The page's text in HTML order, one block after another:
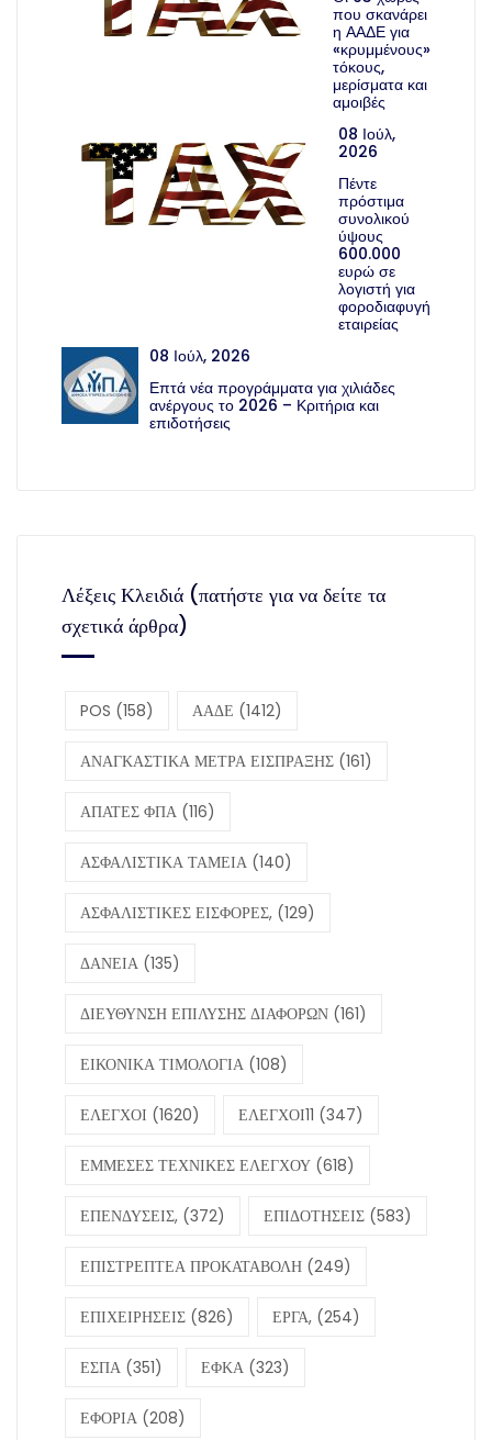
που σκανάρει
η ΑΑΔΕ για
«κρυμμένους»
τόκους,
μερίσματα και
αμοιβές
08 Ιούλ,
2026
Πέντε
πρόστιμα
συνολικού
ύψους
600.000
ευρώ σε
λογιστή για
φοροδιαφυγή
εταιρείας
08 Ιούλ, 2026
Επτά νέα προγράμματα για χιλιάδες
ανέργους το 2026 – Κριτήρια και
επιδοτήσεις
Λέξεις Κλειδιά (πατήστε για να δείτε τα
σχετικά άρθρα)
POS (158) ΑΑΔΕ (1412)
ΑΝΑΓΚΑΣΤΙΚΑ ΜΕΤΡΑ ΕΙΣΠΡΑΞΗΣ (161)
ΑΠΑΤΕΣ ΦΠΑ (116)
ΑΣΦΑΛΙΣΤΙΚΑ ΤΑΜΕΙΑ (140)
ΑΣΦΑΛΙΣΤΙΚΕΣ ΕΙΣΦΟΡΕΣ, (129)
ΔΑΝΕΙΑ (135)
ΔΙΕΥΘΥΝΣΗ ΕΠΙΛΥΣΗΣ ΔΙΑΦΟΡΩΝ (161)
ΕΙΚΟΝΙΚΑ ΤΙΜΟΛΟΓΙΑ (108)
ΕΛΕΓΧΟΙ (1620) ΕΛΕΓΧΟΙ11 (347)
ΕΜΜΕΣΕΣ ΤΕΧΝΙΚΕΣ ΕΛΕΓΧΟΥ (618)
ΕΠΕΝΔΥΣΕΙΣ, (372) ΕΠΙΔΟΤΗΣΕΙΣ (583)
ΕΠΙΣΤΡΕΠΤΕΑ ΠΡΟΚΑΤΑΒΟΛΗ (249)
ΕΠΙΧΕΙΡΗΣΕΙΣ (826) ΕΡΓΑ, (254)
ΕΣΠΑ (351) ΕΦΚΑ (323)
ΕΦΟΡΙΑ (208)